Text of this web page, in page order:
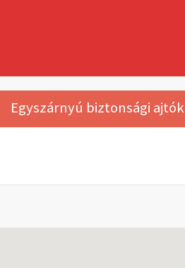
Egyszárnyú biztonsági ajtók